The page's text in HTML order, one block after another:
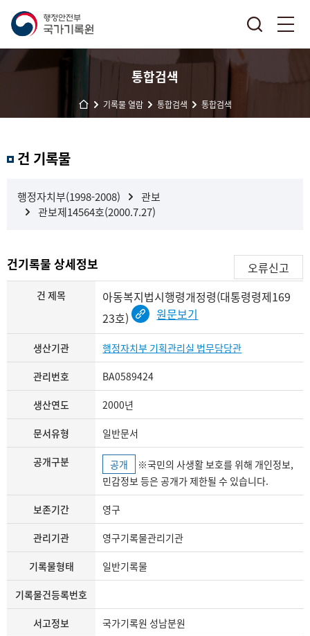
통합검색
기록물 열람 통합검색 통합검색
과 건 기록물
행정자치부(1998-2008)
관보
관보제14564호(2000.7.27)
건기록물 상세정보 오류신고
건 제목
아동복지법시행령개정령(대통령령제169
23호)
원문보기
생산기관 행정자치부 기획관리실 법무담당관
관리번호 BA0589424
생산연도 2000년
문서유형 일반문서
공개구분 공개
민감정보 등은 공개가 제한될 수 있습니다.
보존기간 영구
관리기관 영구기록물관리기관
기록물형태 일반기록물
기록물건등록번호
서고정보 국가기록원 성남분원